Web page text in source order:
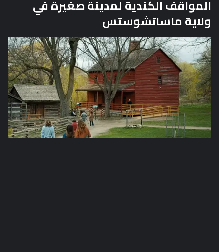
المواقف الكندية لمدينة صغيرة في
ولاية ماساتشوستس